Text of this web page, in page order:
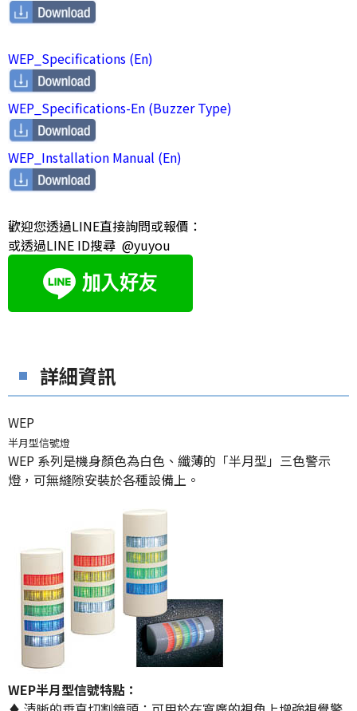
WEP_Specifications (En)
WEP_Specifications-En (Buzzer Type)
WEP_Installation Manual (En)
歡迎您透過LINE直接詢問或報價：
或透過LINE ID搜尋 @yuyou
詳細資訊
WEP
半月型信號燈
WEP 系列是機身顏色為白色、纖薄的「半月型」三色警示
燈，可無縫隙安裝於各種設備上。
WEP半月型信號特點：